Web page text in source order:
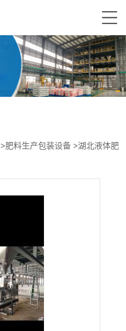
>肥料生产包装设备 >湖北液体肥